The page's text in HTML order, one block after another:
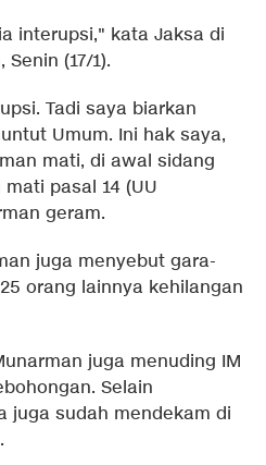
interupsi," kata Jaksa di
(17/1).
Tadi saya biarkan
Umum. Ini hak saya,
mati, di awal sidang
pasal 14 (UU
geram.
juga menyebut gara-
orang lainnya kehilangan
juga menuding IM
Selain
juga sudah mendekam di